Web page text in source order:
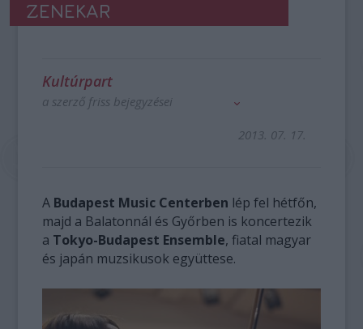
ZENEKAR
Kultúrpart
a szerző friss bejegyzései
2013. 07. 17.
A Budapest Music Centerben lép fel hétfőn,
majd a Balatonnál és Győrben is koncertezik
a Tokyo-Budapest Ensemble, fiatal magyar
és japán muzsikusok együttese.